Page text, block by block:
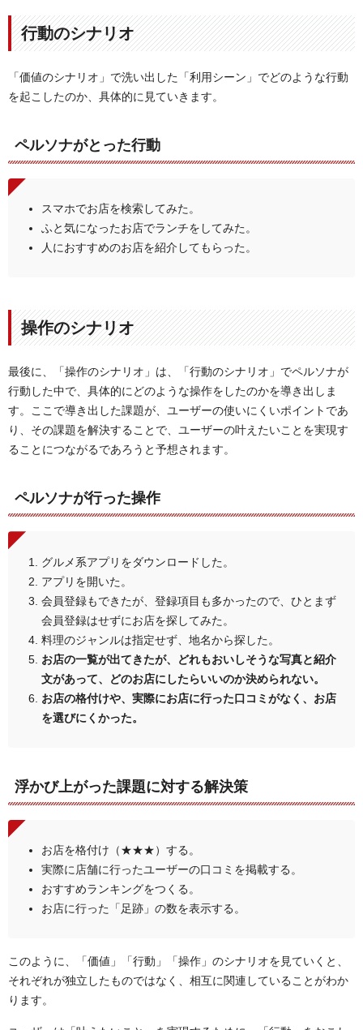
行動のシナリオ
「価値のシナリオ」で洗い出した「利用シーン」でどのような行動
を起こしたのか、具体的に見ていきます。
ペルソナがとった行動
スマホでお店を検索してみた。
ふと気になったお店でランチをしてみた。
人におすすめのお店を紹介してもらった。
操作のシナリオ
最後に、「操作のシナリオ」は、「行動のシナリオ」でペルソナが
行動した中で、具体的にどのような操作をしたのかを導き出しま
す。ここで導き出した課題が、ユーザーの使いにくいポイントであ
り、その課題を解決することで、ユーザーの叶えたいことを実現す
ることにつながるであろうと予想されます。
ペルソナが行った操作
グルメ系アプリをダウンロードした。
アプリを開いた。
会員登録もできたが、登録項目も多かったので、ひとまず
会員登録はせずにお店を探してみた。
料理のジャンルは指定せず、地名から探した。
お店の一覧が出てきたが、どれもおいしそうな写真と紹介
文があって、どのお店にしたらいいのか決められない。
お店の格付けや、実際にお店に行った口コミがなく、お店
を選びにくかった。
浮かび上がった課題に対する解決策
お店を格付け（★★★）する。
実際に店舗に行ったユーザーの口コミを掲載する。
おすすめランキングをつくる。
お店に行った「足跡」の数を表示する。
このように、「価値」「行動」「操作」のシナリオを見ていくと、
それぞれが独立したものではなく、相互に関連していることがわか
ります。